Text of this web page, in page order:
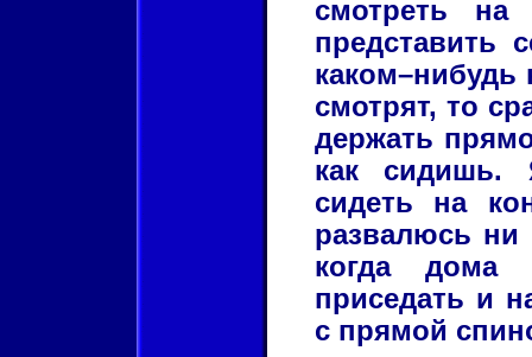
смотреть
представить
каком–нибудь
смотрят, то
держать
как сидишь.
сидеть на
развалюсь ни
когда дома
приседать и
с прямой